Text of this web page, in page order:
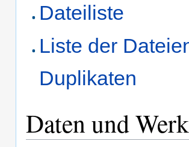
Dateiliste
Liste der
Duplikaten
Daten und